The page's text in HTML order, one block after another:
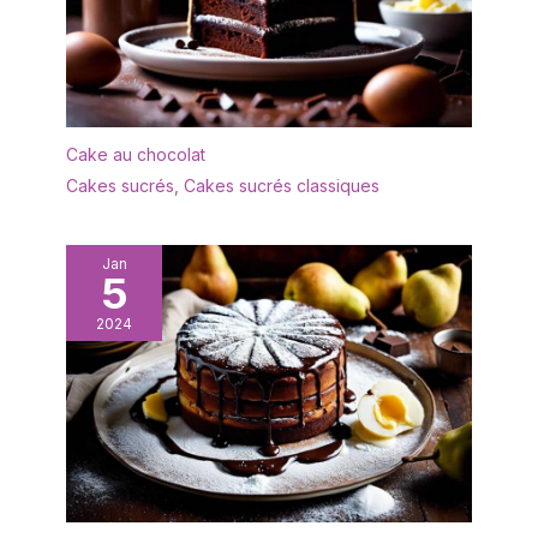
harmonieux.
Cake au chocolat
Cakes sucrés Cakes sucrés classiques
Jan
5
2024